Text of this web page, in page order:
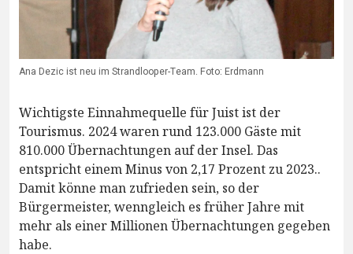
Ana Dezic ist neu im Strandlooper-Team. Foto: Erdmann
Wichtigste Einnahmequelle für Juist ist der
Tourismus. 2024 waren rund 123.000 Gäste mit
810.000 Übernachtungen auf der Insel. Das
entspricht einem Minus von 2,17 Prozent zu 2023..
Damit könne man zufrieden sein, so der
Bürgermeister, wenngleich es früher Jahre mit
mehr als einer Millionen Übernachtungen gegeben
habe.